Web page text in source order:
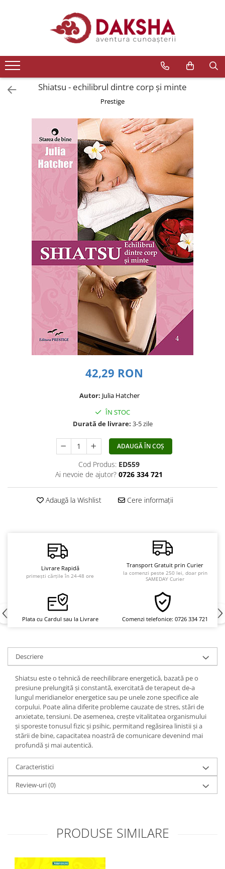
Editura Daksha
Seria Radu Cinamar
Seria Anton Parks
Seria Immanuel Velikovsky
Spiritualitate
Extratereștrii
Transformare spirituală
Dezvoltare personală
Astrologie
Seria Helena Blavatsky
Lumea îngerilor
Seria Masaru Emoto
Vindecare spirituală
Cristale
Supă de pui pentru suflet
Yoga
Oracol
Spiritualitate şi ştiinţă
Fără categorie
Cunoaștere
Shiatsu - echilibrul dintre corp şi minte
Prestige
42,29 RON
Autor: Julia Hatcher
ÎN STOC
Durată de livrare: 3-5 zile
ADAUGĂ ÎN COȘ
Cod Produs: ED559
Ai nevoie de ajutor? 0726 334 721
Adaugă la Wishlist Cere informații
Livrare Rapidă
primești cărțile în 24-48 ore
Transport Gratuit prin Curier
la comenzi peste 250 lei, doar prin
SAMEDAY Curier
Plata cu Cardul sau la Livrare Comenzi telefonice: 0726 334 721
Descriere
Shiatsu este o tehnică de reechilibrare energetică, bazată pe o
presiune prelungită şi constantă, exercitată de terapeut de-a
lungul meridianelor energetice sau pe unele zone specifice ale
corpului. Poate alina diferite probleme cauzate de stres, stări de
anxietate, tensiuni. De asemenea, creşte vitalitatea organismului
şi sporeste tonusul fizic şi psihic, permitand regăsirea linistii şi a
stării de bine, capacitatea noastră de comunicare devenind mai
profundă şi mai autentică.
Caracteristici
Review-uri(0)
PRODUSE SIMILARE